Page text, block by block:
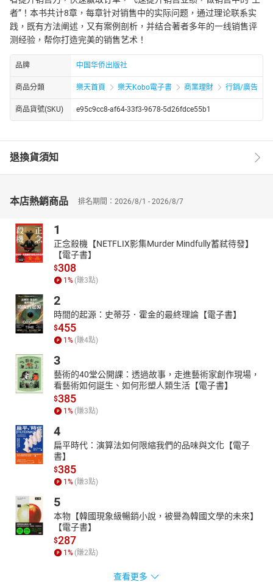
者”！本书共计8章，每章针对销售中的实际问题，通过理论联系实
践，既有方法阐述，又有案例剖析，并结合著者多年的一线销售评
测经验，帮你打造完美的销售艺术！
品牌 中国华侨出版社
商品分類 樂天首頁 樂天Kobo電子書 商業理財 行銷/廣告
商品貨號(SKU) e95c9cc8-af64-33f3-9678-5d26fdce55b1
退換貨須知
本店熱銷商品 排名期間：2026/8/1 - 2026/8/7
1
正念殺機【NETFLIX影集Murder Mindfully蓄弒待發】
【電子書】
$308
1% (賺3點)
2
時間的起源：史蒂芬．霍金的最終理論【電子書】
$455
1% (賺4點)
3
藝術的40堂公開課：透過故事，走進藝術家創作現場，
看藝術如何誕生、如何形塑人類生活【電子書】
$385
1% (賺3點)
4
扁平時代：演算法如何限縮我們的品味與文化【電子
書】
$385
1% (賺3點)
5
本物【韓國現象級暢銷小說，被譽為韓國文學的未來】
【電子書】
$287
1% (賺2點)
查看更多